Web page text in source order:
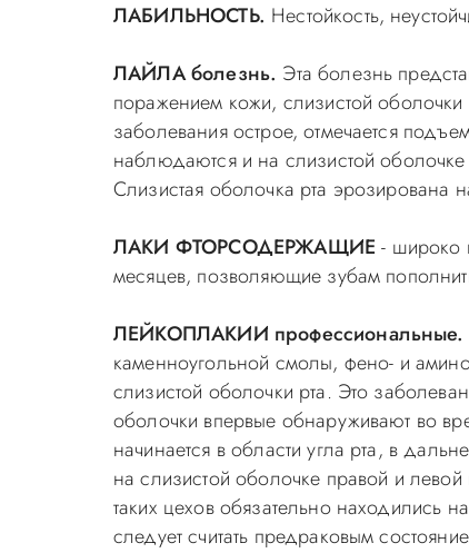
ЛАБИЛЬНОСТЬ. Нестойкость,
ЛАЙЛА болезнь. Эта болезнь
поражением кожи, слизистой
заболевания острое, отмечается
наблюдаются и на слизистой
Слизистая оболочка рта эрозирована
ЛАКИ ФТОРСОДЕРЖАЩИЕ - широко
месяцев, позволяющие зубам
ЛЕЙКОПЛАКИИ профессиональные.
каменноугольной смолы, фено- и
слизистой оболочки рта. Это
оболочки впервые обнаруживают во
начинается в области угла рта, в
на слизистой оболочке правой и
таких цехов обязательно находились
следует считать предраковым